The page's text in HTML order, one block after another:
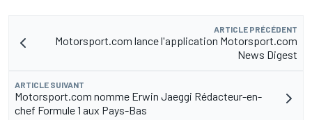
ARTICLE PRÉCÉDENT
Motorsport.com lance l'application Motorsport.com
News Digest
ARTICLE SUIVANT
Motorsport.com nomme Erwin Jaeggi Rédacteur-en-
chef Formule 1 aux Pays-Bas